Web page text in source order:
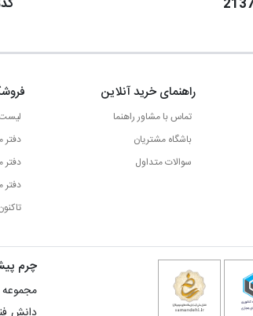
کد101708
راهنمای خرید آنلاین
تماس با مشاور راهنما
باشگاه مشتریان
سوالات متداول
دفتر
دفتر
دفتر
چرم